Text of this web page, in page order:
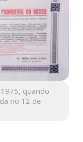
quando
no 12 de